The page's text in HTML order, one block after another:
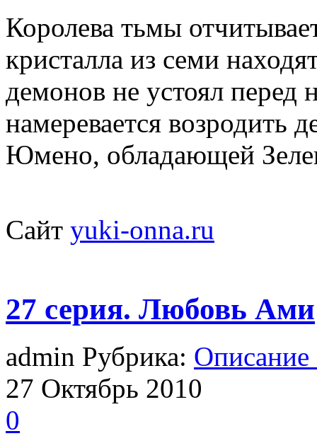
Королева тьмы
кристалла из семи
демонов не устоял перед
намеревается
Юмено, обладающей
Сайт yuki-onna.ru
27 серия. Любовь Ами
admin Рубрика:
27 Октябрь 2010
0